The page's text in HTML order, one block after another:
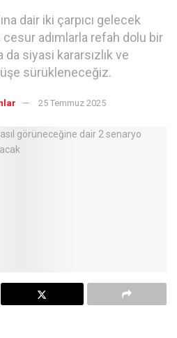
dair iki çarpıcı gelecek
adımlarla refah dolu bir
siyasi kararsızlık ve
sürükleneceğiz.
25 Temmuz 2025